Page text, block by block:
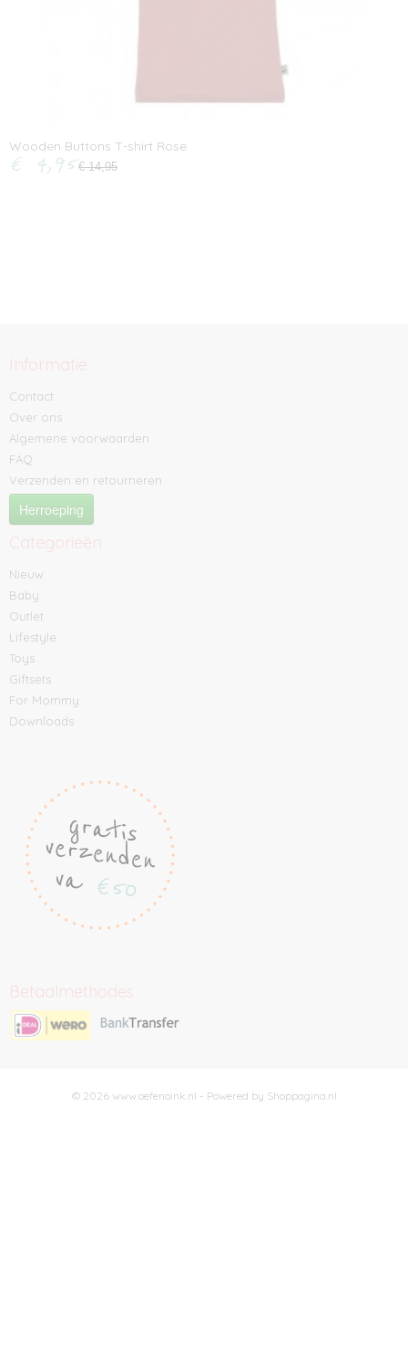
Wooden Buttons T-shirt Rose
€ 4,95 € 14,95
Informatie
Contact
Over ons
Algemene voorwaarden
FAQ
Verzenden en retourneren
Herroeping
Categorieën
Nieuw
Baby
Outlet
Lifestyle
Toys
Giftsets
For Mommy
Downloads
Betaalmethodes
© 2026 www.oefenoink.nl - Powered by Shoppagina.nl